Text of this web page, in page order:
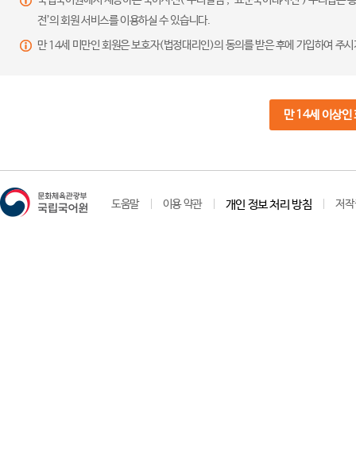
전’의 회원 서비스를 이용하실 수 있습니다.
만 14세 미만인 회원은 보호자(법정대리인)의 동의를 받은 후에 가입하여 주
만 14세 이상인
도움말 이용 약관 개인 정보 처리 방침 저